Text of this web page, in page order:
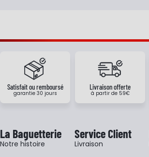
Satisfait ou remboursé
garantie 30 jours
Livraison offerte
à partir de 59€
La Baguetterie
Notre histoire
Service Client
Livraison